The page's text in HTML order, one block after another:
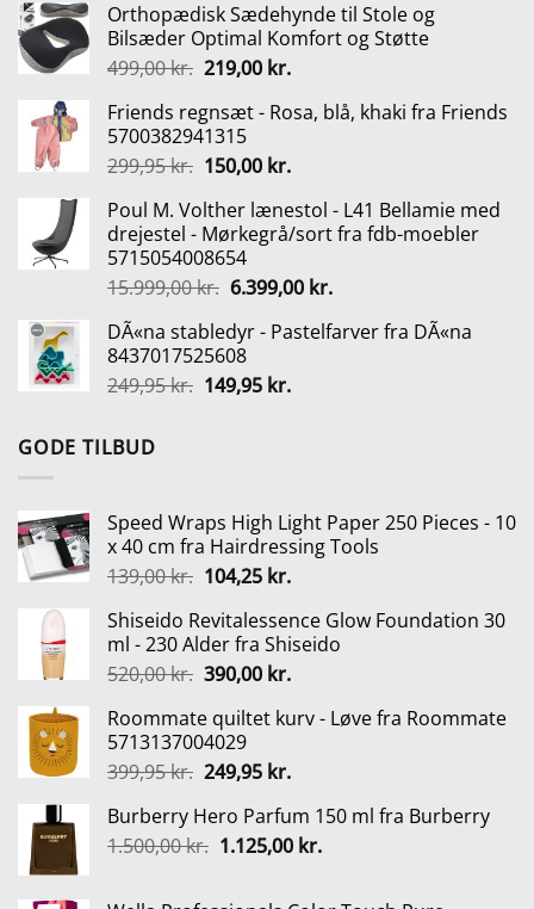
pris
var:
129,95 kr..
pris
er:
116,95 kr..
Orthopædisk Sædehynde til Stole og
Bilsæder Optimal Komfort og Støtte
499,00kr. Den
pris
var:
499,00 kr..
219,00 kr.Den
pris
219,00 kr..
Friends regnsæt - Rosa, blå, khaki fra Friends
5700382941315
299,95kr. Den
pris
var:
299,95 kr..
150,00 kr.Den
pris
er:
Poul M. Volther lænestol - L41 Bellamie med
drejestel - Mørkegrå/sort fra fdb-moebler
5715054008654
15.999,00kr. Den
pris
var:
15.999,00 kr..
6.399,00 kr.Den
pris
DÃ«na stabledyr - Pastelfarver fra DÃ«na
8437017525608
249,95kr. Den
149,95 kr.Den
GODE TILBUD
Speed Wraps High Light Paper 250 Pieces - 10
x 40 cm fra Hairdressing Tools
139,00kr. Den
pris
var:
139,00 kr..
104,25 kr.Den
pris
er:
104,25 kr..
Shiseido Revitalessence Glow Foundation 30
ml - 230 Alder fra Shiseido
520,00kr. Den
pris
var:
520,00 kr..
390,00 kr.Den
pris
390,00 kr..
Roommate quiltet kurv - Løve fra Roommate
5713137004029
399,95kr. Den
pris
var:
249,95 kr.Den
pris
er:
Burberry Hero Parfum 150 ml fra Burberry
1.500,00kr. Den
1.125,00 kr.Den